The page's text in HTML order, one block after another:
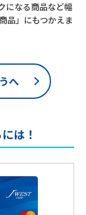
になる商品など幅
品」にもつかえま
へ
は！